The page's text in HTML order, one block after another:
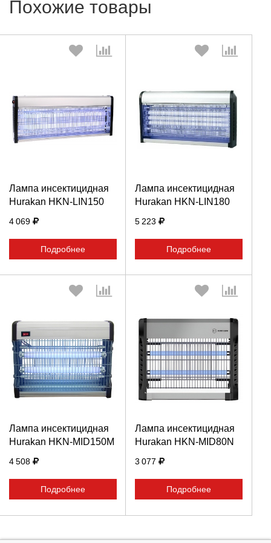
Похожие товары
Лампа инсектицидная
Hurakan HKN-LIN150
4 069
Подробнее
Выберите количество:
Отмена
Лампа инсектицидная
Hurakan HKN-LIN180
5 223
Подробнее
Выберите количество:
Отмена
Лампа инсектицидная
Hurakan HKN-MID150M
4 508
Подробнее
Выберите количество:
Отмена
Лампа инсектицидная
Hurakan HKN-MID80N
3 077
Подробнее
Выберите количество:
Отмена